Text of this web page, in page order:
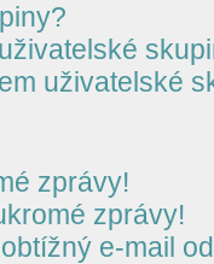
uživatelské
zprávy!
zprávy!
e-mail